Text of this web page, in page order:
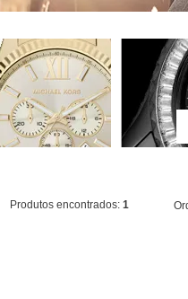
Produtos encontrados: 1